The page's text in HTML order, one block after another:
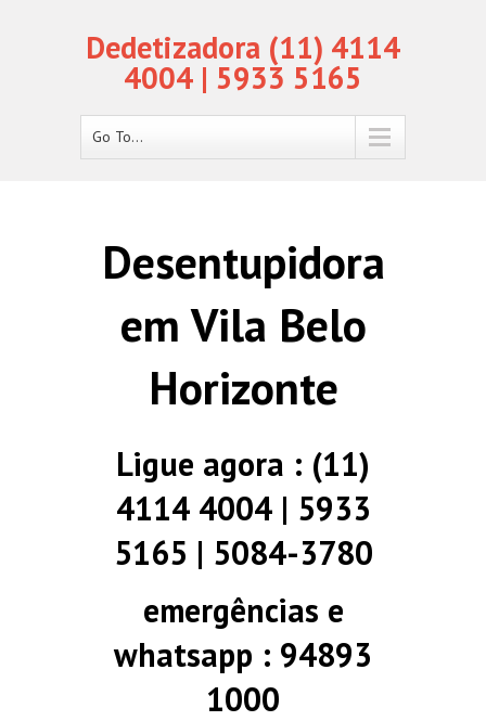
Dedetizadora (11) 4114
4004 | 5933 5165
Go To...
Desentupidora
em Vila Belo
Horizonte
Ligue agora : (11)
4114 4004 | 5933
5165 | 5084-3780
emergências e
whatsapp : 94893
1000